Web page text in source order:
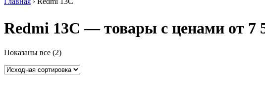
Redmi 13C — товары с ценами от 7
Показаны все (2)